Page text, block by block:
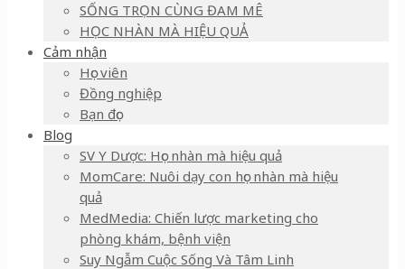
SỐNG TRỌN CÙNG ĐAM MÊ
HỌC NHÀN MÀ HIỆU QUẢ
Cảm nhận
Học viên
Đồng nghiệp
Bạn đọc
Blog
SV Y Dược: Học nhàn mà hiệu quả
MomCare: Nuôi dạy con học nhàn mà hiệu
quả
MedMedia: Chiến lược marketing cho
phòng khám, bệnh viện
Suy Ngẫm Cuộc Sống Và Tâm Linh